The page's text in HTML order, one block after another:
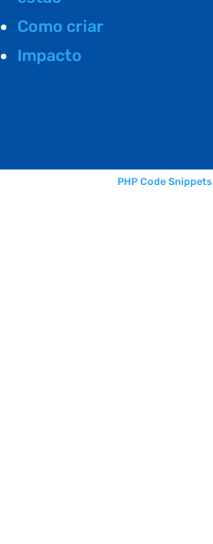
Como criar
Impacto
PHP Code Snippets